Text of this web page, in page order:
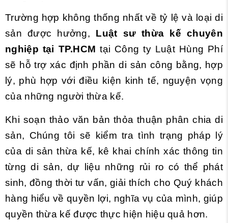
Trường hợp không thống nhất về tỷ lệ và loại di
sản được hưởng, Luật sư thừa kế chuyên
nghiệp tại TP.HCM tại Công ty Luật Hùng Phí
sẽ hỗ trợ xác định phần di sản công bằng, hợp
lý, phù hợp với điều kiện kinh tế, nguyện vọng
của những người thừa kế.
Khi soạn thảo văn bản thỏa thuận phân chia di
sản, Chúng tôi sẽ kiểm tra tình trạng pháp lý
của di sản thừa kế, kê khai chính xác thông tin
từng di sản, dự liệu những rủi ro có thể phát
sinh, đồng thời tư vấn, giải thích cho Quý khách
hàng hiểu về quyền lợi, nghĩa vụ của mình, giúp
quyền thừa kế được thực hiện hiệu quả hơn.